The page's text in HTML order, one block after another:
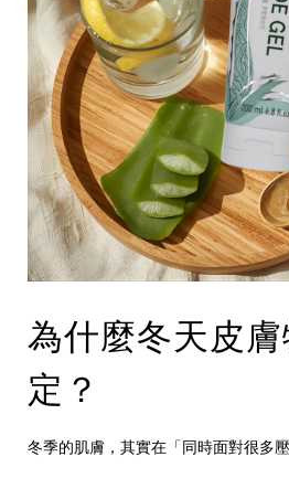
為什麼冬天皮
定？
冬季的肌膚，其實在「同時面對很多壓